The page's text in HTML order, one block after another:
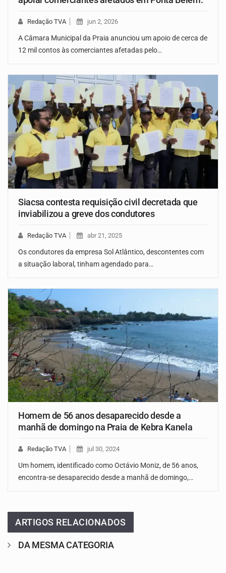
Redação TVA jun 2, 2026
A Câmara Municipal da Praia anunciou um apoio de cerca de
12 mil contos às comerciantes afetadas pelo…
Siacsa contesta requisição civil decretada que
inviabilizou a greve dos condutores
Redação TVA abr 21, 2025
Os condutores da empresa Sol Atlântico, descontentes com
a situação laboral, tinham agendado para…
Homem de 56 anos desaparecido desde a
manhã de domingo na Praia de Kebra Kanela
Redação TVA jul 30, 2024
Um homem, identificado como Octávio Moniz, de 56 anos,
encontra-se desaparecido desde a manhã de domingo,…
ARTIGOS RELACIONADOS
DA MESMA CATEGORIA